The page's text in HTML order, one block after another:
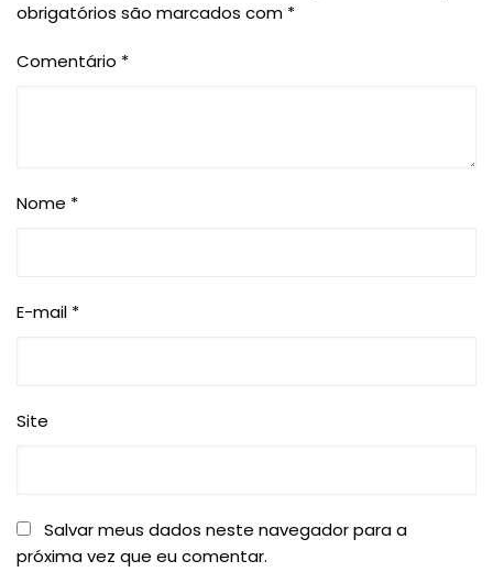
obrigatórios são marcados com *
Comentário *
Nome *
E-mail *
Site
Salvar meus dados neste navegador para a
próxima vez que eu comentar.